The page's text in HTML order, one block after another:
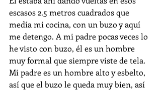
escasos 2.5 metros cuadrados que
medía mi cocina, con un buzo y aquí
me detengo. A mi padre pocas veces lo
he visto con buzo, él es un hombre
muy formal que siempre viste de tela.
Mi padre es un hombre alto y esbelto,
así que el buzo le queda muy bien, así